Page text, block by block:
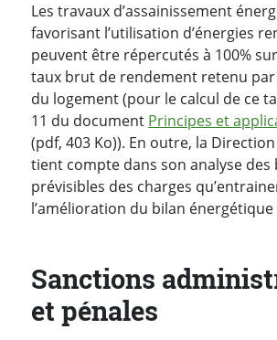
Les travaux d’assainissement
favorisant l’utilisation d’énergies
peuvent être répercutés à 100%
taux brut de rendement retenu
du logement (pour le calcul de ce
11 du document Principes et
(pdf, 403 Ko)). En outre, la
tient compte dans son analyse des
prévisibles des charges
l’amélioration du bilan
Sanctions
et pénales